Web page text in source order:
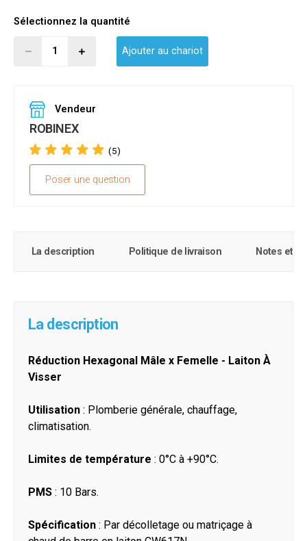
Sélectionnez la quantité
Ajouter au chariot
Vendeur
ROBINEX
(5)
Poser une question
La description Politique de livraison Notes et
La description
Réduction Hexagonal Mâle x Femelle - Laiton À
Visser
Utilisation : Plomberie générale, chauffage,
climatisation.
Limites de température : 0°C à +90°C.
PMS : 10 Bars.
Spécification : Par décolletage ou matriçage à